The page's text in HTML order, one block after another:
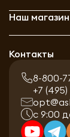
Наш магазин
Контакты
8-800-
+7 (495)
с 9:00